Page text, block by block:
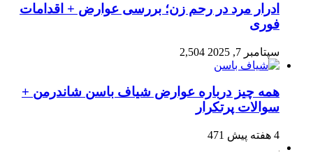
ادرار مرد در رحم زن؛ بررسی عوارض + اقدامات
فوری
سپتامبر 7, 2025 2,504
همه چیز درباره عوارض شیاف باسن شاندرمن +
سوالات پرتکرار
4 هفته پیش 471